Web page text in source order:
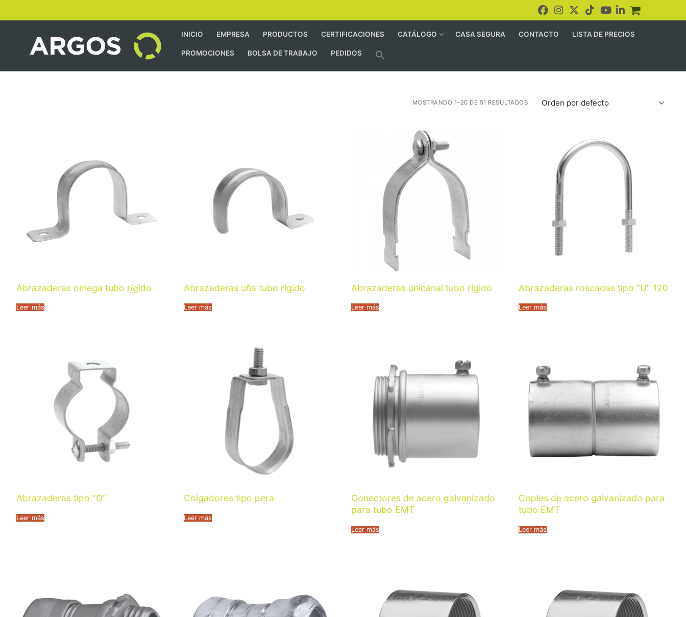
INICIO EMPRESA PRODUCTOS CERTIFICACIONES CATÁLOGO CASA SEGURA CONTACTO LISTA DE PRECIOS
PROMOCIONES BOLSA DE TRABAJO PEDIDOS
MOSTRANDO 1–20 DE 51 RESULTADOS
Abrazaderas omega tubo rígido
Leer más
Abrazaderas uña tubo rígido
Leer más
Abrazaderas unicanal tubo rígido
Leer más
Abrazaderas roscadas tipo “U” 120
Leer más
Abrazaderas tipo “O”
Leer más
Colgadores tipo pera
Leer más
Conectores de acero galvanizado
para tubo EMT
Leer más
Coples de acero galvanizado para
tubo EMT
Leer más